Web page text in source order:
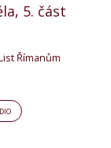
5. část
Římanům